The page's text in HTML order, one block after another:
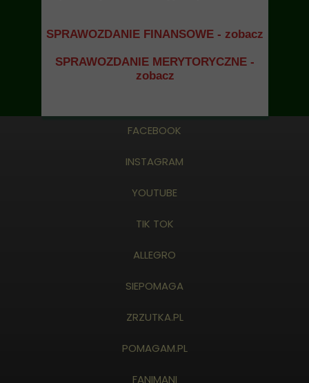
SPRAWOZDANIE FINANSOWE - zobacz
SPRAWOZDANIE MERYTORYCZNE -
zobacz
FACEBOOK
INSTAGRAM
YOUTUBE
TIK TOK
ALLEGRO
SIEPOMAGA
ZRZUTKA.PL
POMAGAM.PL
FANIMANI